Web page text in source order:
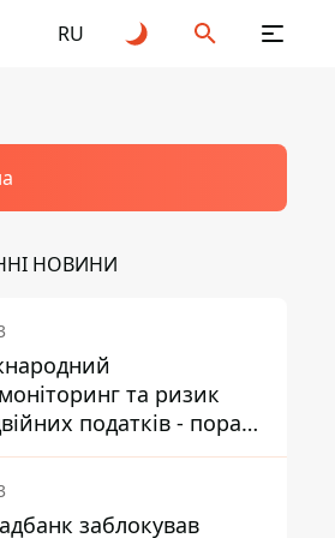
RU
НОВИНИ
та ризик
податків - поради
в Польщі
заблокував